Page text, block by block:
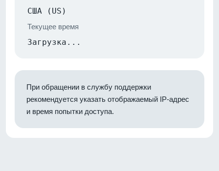
США (US)
Текущее время
Загрузка...
При обращении в службу поддержки
рекомендуется указать отображаемый IP-адрес
и время попытки доступа.